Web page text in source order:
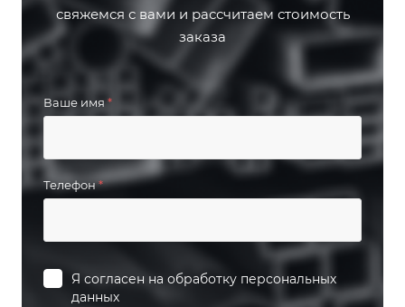
свяжемся с вами и рассчитаем стоимость
заказа
Ваше имя *
Телефон*
Я согласен на обработку персональных
данных